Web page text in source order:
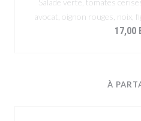
Salade verte, tomates
avocat, oignon rouges, noix,
17,00
À